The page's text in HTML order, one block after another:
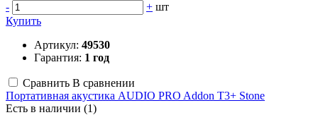
-
+ шт
Купить
Артикул: 49530
Гарантия: 1 год
Сравнить В сравнении
Портативная акустика AUDIO PRO Addon T3+ Stone
Есть в наличии (1)